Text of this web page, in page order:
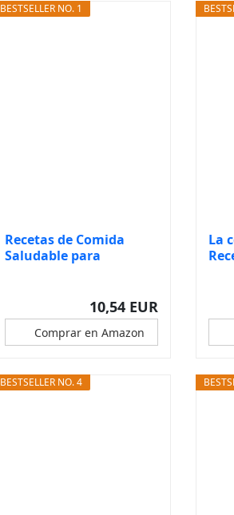
BESTSELLER NO. 1
Recetas de Comida
Saludable para
10,54 EUR
Comprar en Amazon
La
BESTSELLER NO. 4